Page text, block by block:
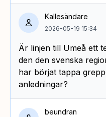
Kallesändare
2026-05-19 15:34
Är linjen till Umeå ett
den den svenska
har börjat tappa
anledningar?
beundran